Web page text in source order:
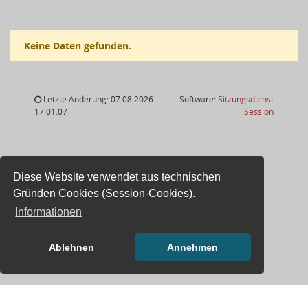
Diese Website verwendet aus technischen
Gründen Cookies (Session-Cookies).
Informationen
Ablehnen Annehmen
Keine Daten gefunden.
Letzte Änderung: 07.08.2026
17:01:07
Software:Sitzungsdienst
Session(Wird in